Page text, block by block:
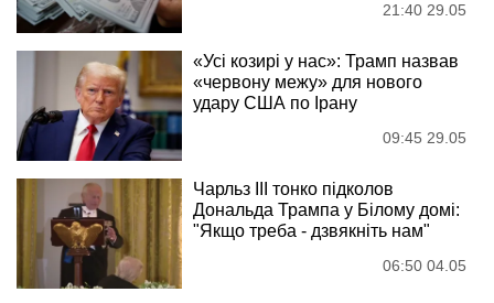
21:40 29.05
«Усі козирі у нас»: Трамп назвав
«червону межу» для нового
удару США по Ірану
09:45 29.05
Чарльз III тонко підколов
Дональда Трампа у Білому домі:
"Якщо треба - дзвякніть нам"
06:50 04.05